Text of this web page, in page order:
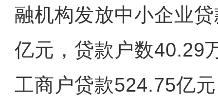
融机构发放中小企业
亿元，贷款户数40.29
工商户贷款524.75亿